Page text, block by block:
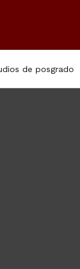
de posgrado